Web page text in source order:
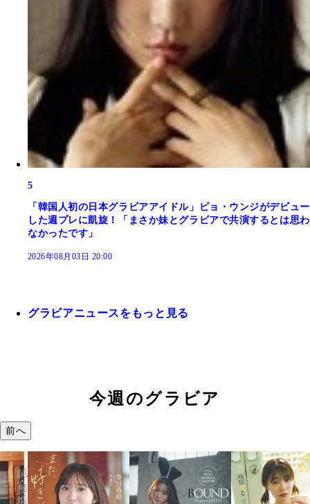
5
「韓国人初の日本グラビアアイドル」ピョ・ウンジがデビュー
した週プレに凱旋！「まさか妹とグラビアで共演するとは思わ
なかったです」
2026年08月03日 20:00
グラビアニュースをもっと見る
今週のグラビア
前へ